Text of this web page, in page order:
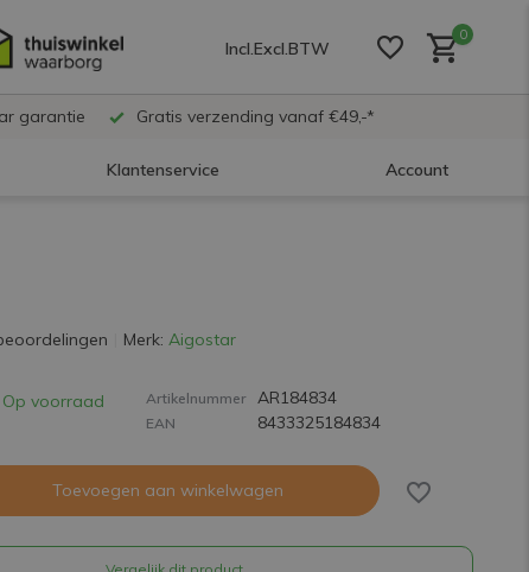
Incl.Excl.BTW
0
garantie Gratis verzending vanaf €49,-*
Klantenservice Account
Merk: Aigostar
Op voorraad Artikelnummer AR184834
EAN 8433325184834
Toevoegen aan winkelwagen